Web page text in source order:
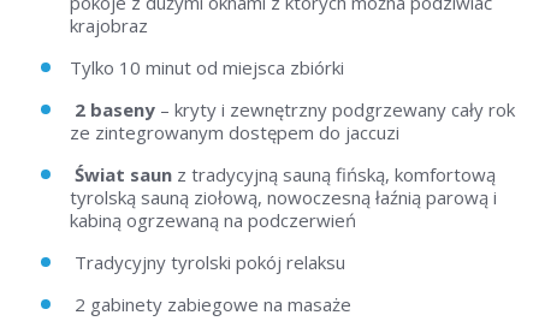
krajobraz
Tylko 10 minut od miejsca zbiórki
2 baseny – kryty i zewnętrzny podgrzewany cały rok
ze zintegrowanym dostępem do jaccuzi
Świat saun z tradycyjną sauną fińską, komfortową
tyrolską sauną ziołową, nowoczesną łaźnią parową i
kabiną ogrzewaną na podczerwień
Tradycyjny tyrolski pokój relaksu
2 gabinety zabiegowe na masaże